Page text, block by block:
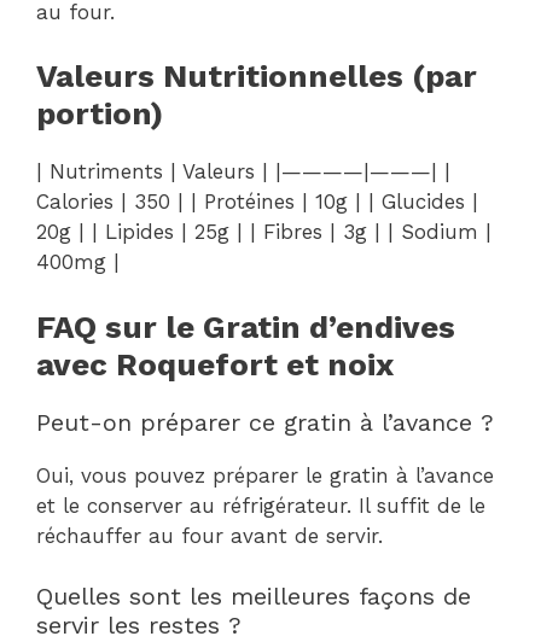
au four.
Valeurs Nutritionnelles (par
portion)
| Nutriments | Valeurs | |————|———| |
Calories | 350 | | Protéines | 10g | | Glucides |
20g | | Lipides | 25g | | Fibres | 3g | | Sodium |
400mg |
FAQ sur le Gratin d’endives
avec Roquefort et noix
Peut-on préparer ce gratin à l’avance ?
Oui, vous pouvez préparer le gratin à l’avance
et le conserver au réfrigérateur. Il suffit de le
réchauffer au four avant de servir.
Quelles sont les meilleures façons de
servir les restes ?